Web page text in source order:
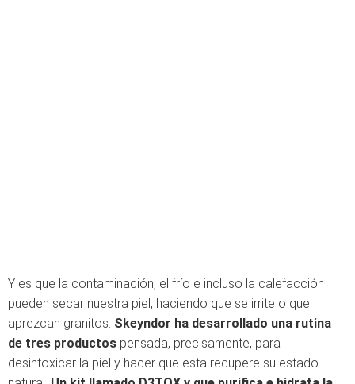
Y es que la contaminación, el frío e incluso la calefacción
pueden secar nuestra piel, haciendo que se irrite o que
aprezcan granitos. Skeyndor ha desarrollado una rutina
de tres productos pensada, precisamente, para
desintoxicar la piel y hacer que esta recupere su estado